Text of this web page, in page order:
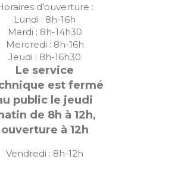
d’ouverture :
Lundi : 8h-16h
Mardi : 8h-14h30
Mercredi : 8h-16h
Jeudi : 8h-16h30
Le service
est fermé
public le jeudi
de 8h à 12h,
ouverture à 12h
Vendredi : 8h-12h